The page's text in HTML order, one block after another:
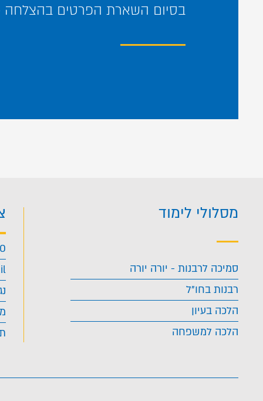
בסיום השארת הפרטים בהצלחה
מסלולי לימוד
סמיכה לרבנות - יורה יורה
רבנות בחו"ל
הלכה בעיון
הלכה למשפחה